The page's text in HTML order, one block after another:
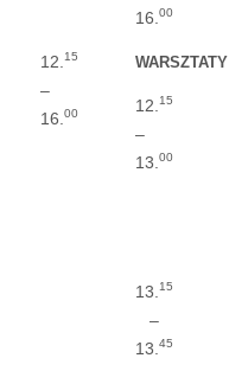
16. 00
12. 15
–
16. 00
WARSZTATY
12. 15
–
13. 00
13. 15
–
13. 45